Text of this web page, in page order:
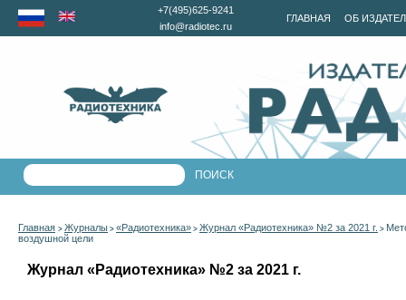
ГЛАВНАЯ ОБ
+7(495)625-9241
info@radiotec.ru
Главная > Журналы > «Радиотехника» > Журнал «Радиотехника» №2 за 2021 г. >
воздушной цели
Журнал «Радиотехника» №2 за 2021 г.